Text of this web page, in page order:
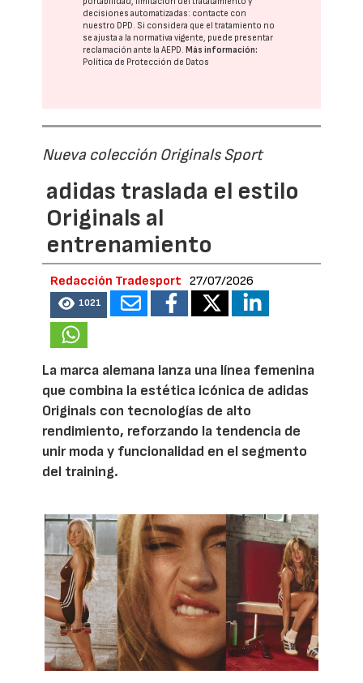
decisiones automatizadas: contacte con
nuestro DPD. Si considera que el tratamiento no
se ajusta a la normativa vigente, puede presentar
reclamación ante laAEPD. Más información:
Política de Protección de Datos
Nueva colección Originals Sport
adidas traslada el estilo
Originals al
entrenamiento
Redacción Tradesport 27/07/2026
1021
La marca alemana lanza una línea femenina
que combina la estética icónica de adidas
Originals con tecnologías de alto
rendimiento, reforzando la tendencia de
unir moda y funcionalidad en el segmento
del training.